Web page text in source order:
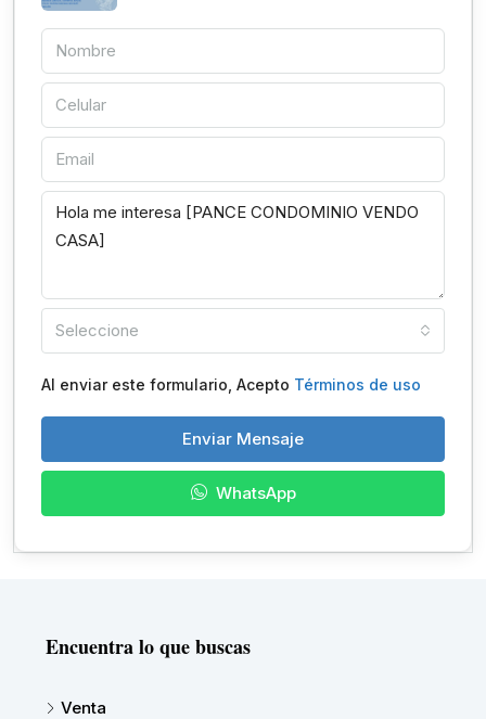
Seleccione
Al enviar este formulario, Acepto Términos de uso
Enviar Mensaje
WhatsApp
Encuentra lo que buscas
Venta